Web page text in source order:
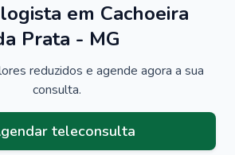
em Cachoeira
Prata - MG
reduzidos e agende agora a sua
consulta.
teleconsulta